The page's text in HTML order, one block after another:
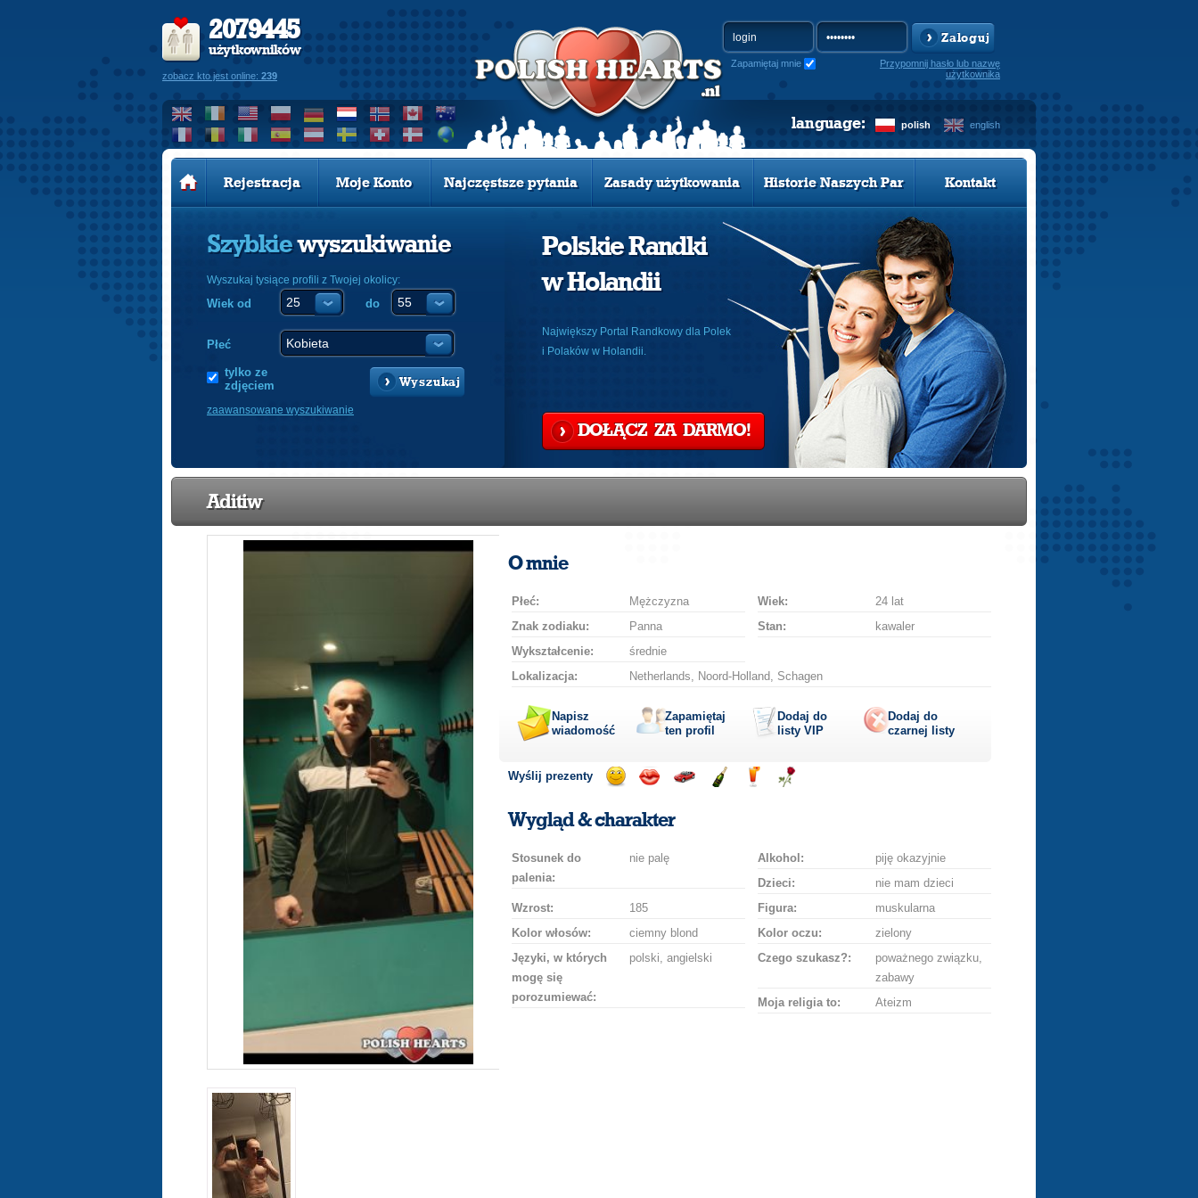
2079445
użytkowników
zobacz kto jest online: 239
Zaloguj
Zapamiętaj mnie
Przypomnij hasło lub nazwę
użytkownika
polish english
language:
Rejestracja Moje Konto Najczęstsze pytania Zasady użytkowania Historie Naszych Par Kontakt
Szybkiewyszukiwanie
Wyszukaj tysiące profili z Twojej okolicy:
Wiek od do
Płeć
tylko ze
zdjęciem
Wyszukaj
zaawansowane wyszukiwanie
Polskie Randki
w Holandii
Największy Portal Randkowy dla Polek
i Polaków w Holandii.
DOŁĄCZ ZA DARMO!
Aditiw
O mnie
Płeć: Mężczyzna Wiek:
24 lat
Znak zodiaku:
Panna Stan:
kawaler
Wykształcenie:
średnie
Lokalizacja:
Netherlands, Noord-Holland, Schagen
Napisz
wiadomość
Zapamiętaj
ten profil
Dodaj do
listy VIP
Dodaj do
czarnej listy
Wyślij prezenty
uśmiechbuziaka
Wygląd & charakter
Stosunek do
palenia:
nie palę Alkohol:
piję okazyjnie
Dzieci:
nie mam dzieci
Wzrost:
185 Figura:
muskularna
Kolor włosów:
ciemny blond Kolor oczu:
zielony
Języki, w których
mogę się
porozumiewać:
polski, angielski Czego szukasz?:
poważnego związku,
zabawy
Moja religia to:
Ateizm